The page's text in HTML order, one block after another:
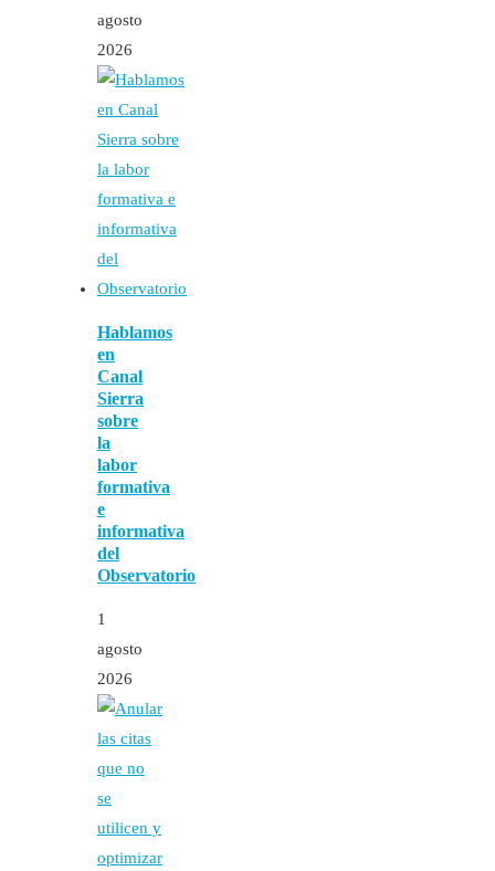
agosto
2026
Hablamos
en
Canal
Sierra
sobre
la
labor
formativa
e
informativa
del
Observatorio
1
agosto
2026